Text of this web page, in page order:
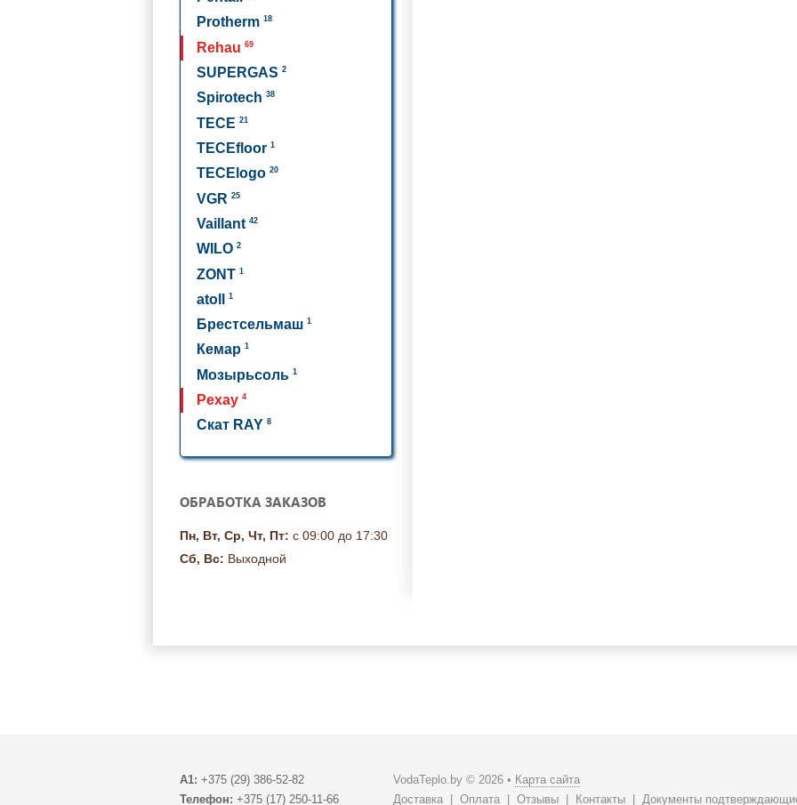
Protherm 18
Rehau 69
SUPERGAS 2
Spirotech 38
TECE 21
TECEfloor 1
TECElogo 20
VGR 25
Vaillant 42
WILO 2
ZONT 1
atoll 1
Брестсельмаш 1
Кемар 1
Мозырьсоль 1
Рехау 4
Скат RAY 8
ОБРАБОТКА ЗАКАЗОВ
Пн, Вт, Ср, Чт, Пт: с 09:00 до 17:30
Сб, Вс: Выходной
A1: +375 (29) 386-52-82
Телефон: +375 (17) 250-11-66
VodaTeplo.by © 2026 • Карта сайта
Доставка
Оплата Отзывы Контакты Документы